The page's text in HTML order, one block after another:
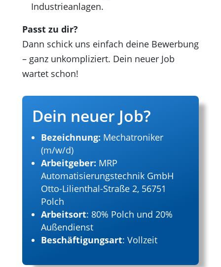
Industrieanlagen.
Passt zu dir?
Dann schick uns einfach deine Bewerbung
– ganz unkompliziert. Dein neuer Job
wartet schon!
Dein neuer Job?
Bezeichnung: Mechatroniker
(m/w/d)
Arbeitgeber: MRP
Automatisierungstechnik GmbH
Otto-Lilienthal-Straße 2, 56751
Polch
Arbeitsort: 80% Polch und 20%
Außendienst
Beschäftigungsart: Vollzeit